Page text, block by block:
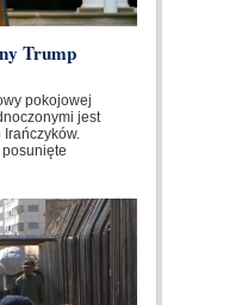
Trump
pokojowej
jest